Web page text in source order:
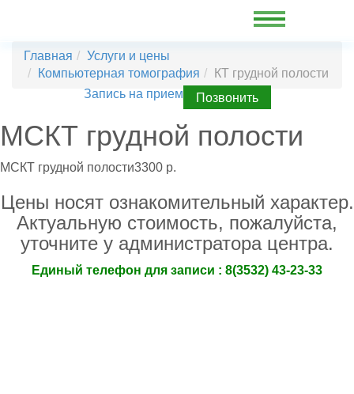
Запись на прием Позвонить
Главная
Услуги и цены
Компьютерная томография
КТ грудной полости
МСКТ грудной полости
МСКТ грудной полости3300 р.
Цены носят ознакомительный характер.
Актуальную стоимость, пожалуйста,
уточните у администратора центра.
Eдиный телефон для записи : 8(3532) 43-23-33